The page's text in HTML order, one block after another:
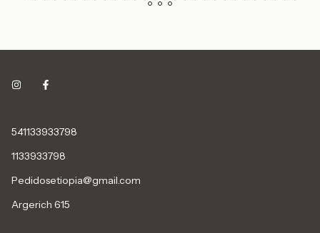
541133933798
1133933798
Pedidosetiopia@gmail.com
Argerich 615